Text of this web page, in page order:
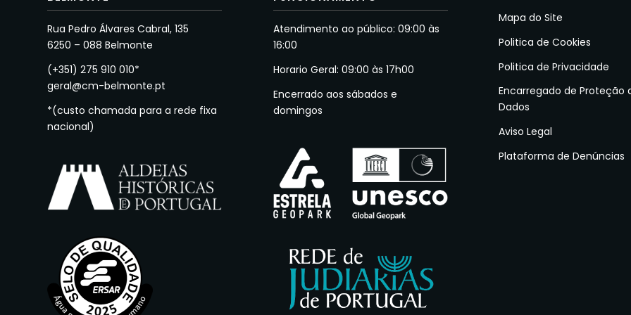
Rua Pedro Álvares Cabral, 135
6250 – 088 Belmonte
(+351) 275 910 010*
geral@cm-belmonte.pt
*(custo chamada para a rede fixa
nacional)
Atendimento ao público: 09:00 às
16:00
Horario Geral: 09:00 às 17h00
Encerrado aos sábados e
domingos
Mapa do Site
Politica de Cookies
Politica de Privacidade
Encarregado de Proteção
Dados
Aviso Legal
Plataforma de Denúncias